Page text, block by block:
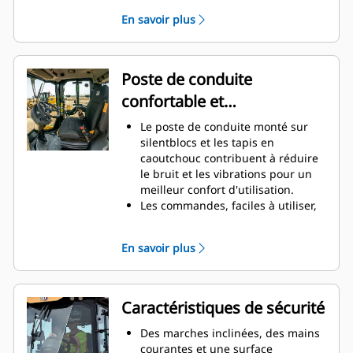
pour les États-Unis et Stage IIIA
pour l'Union européenne.
Le mode Éco limite le régime
moteur, ce qui permet de réduire
la consommation de carburant.
En savoir plus
Poste de conduite
confortable et
ergonomique
Le poste de conduite monté sur
silentblocs et les tapis en
caoutchouc contribuent à réduire
le bruit et les vibrations pour un
meilleur confort d'utilisation.
Les commandes, faciles à utiliser,
conducteur du rendement de la
machine.
Le siège, l'accoudoir et la colonne
de direction sont réglables pour
un confort optimal tout au long de
la journée.
Les conducteurs sont protégés des
En savoir plus
Caractéristiques de sécurité
Des marches inclinées, des mains
courantes et une surface